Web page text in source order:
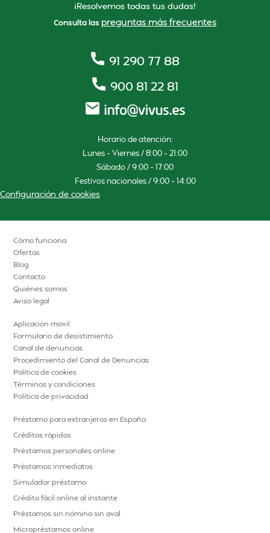
¡Resolvemos todas tus dudas!
Consulta las preguntas más frecuentes
91 290 77 88
900 81 22 81
Horario de atención:
Lunes – Viernes / 8:00 – 21:00
Sábado / 9:00 – 17:00
Festivos nacionales / 9:00 – 14:00
Configuración de cookies
Cómo funciona
Ofertas
Blog
Contacto
Quiénes somos
Aviso legal
Aplicación movil
Formulario de desistimiento
Canal de denuncias
Procedimiento del Canal de Denuncias
Política de cookies
Términos y condiciones
Política de privacidad
Préstamo para extranjeros en España
Créditos rápidos
Préstamos personales online
Préstamos inmediatos
Simulador préstamo
Crédito fácil online al instante
Préstamos sin nómina sin aval
Micropréstamos online